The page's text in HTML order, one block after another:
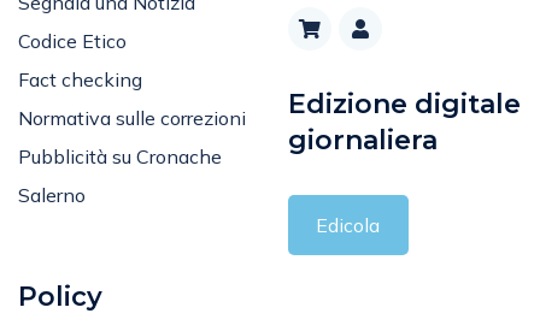
Codice Etico
Fact checking
Normativa sulle correzioni
Pubblicità su Cronache
Salerno
Edizione digitale
giornaliera
Edicola
Policy